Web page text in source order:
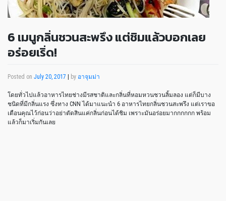
6 เมนูกลิ่นชวนสะพรึง แต่ชิมแล้วบอกเลย
อร่อยเริ่ด!
Posted on July 20, 2017 | by อาจุมม่า
โดยทั่วไปแล้วอาหารไทยช่างมีรสชาติและกลิ่นที่หอมหวนชวนลิ้มลอง แต่ก็มีบาง
ชนิดที่มีกลิ่นแรง ซึ่งทาง CNN ได้มาแนะนำ 6 อาหารไทยกลิ่นชวนสะพรึง แต่เราขอ
เตือนคุณไว้ก่อนว่าอย่าตัดสินแค่กลิ่นก่อนได้ชิม เพราะมันอร่อยมากกกกกก พร้อม
แล้วก็มาเริ่มกันเลย